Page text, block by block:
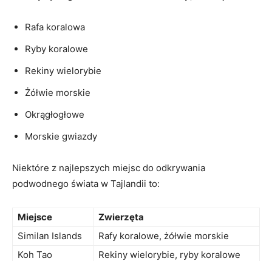
Rafa koralowa
Ryby koralowe
Rekiny wielorybie
Żółwie morskie
Okrągłogłowe
Morskie gwiazdy
Niektóre z najlepszych miejsc do odkrywania
podwodnego ⁤świata w Tajlandii to:
Miejsce
Zwierzęta
Similan Islands
Rafy ‌koralowe, ‍żółwie morskie
Koh‌ Tao
Rekiny wielorybie, ryby koralowe